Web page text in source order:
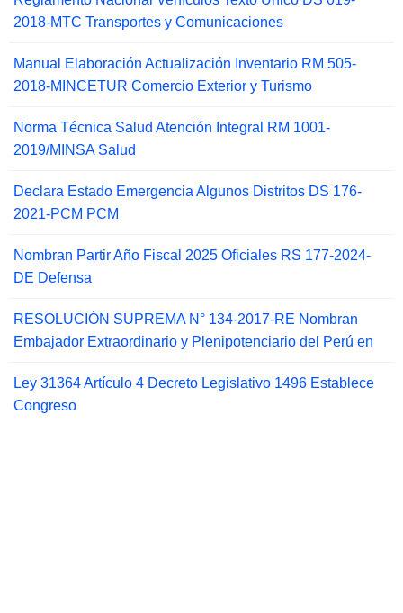
2018-MTC Transportes y Comunicaciones
Manual Elaboración Actualización Inventario RM 505-
2018-MINCETUR Comercio Exterior y Turismo
Norma Técnica Salud Atención Integral RM 1001-
2019/MINSA Salud
Declara Estado Emergencia Algunos Distritos DS 176-
2021-PCM PCM
Nombran Partir Año Fiscal 2025 Oficiales RS 177-2024-
DE Defensa
RESOLUCIÓN SUPREMA N° 134-2017-RE Nombran
Embajador Extraordinario y Plenipotenciario del Perú en
Ley 31364 Artículo 4 Decreto Legislativo 1496 Establece
Congreso